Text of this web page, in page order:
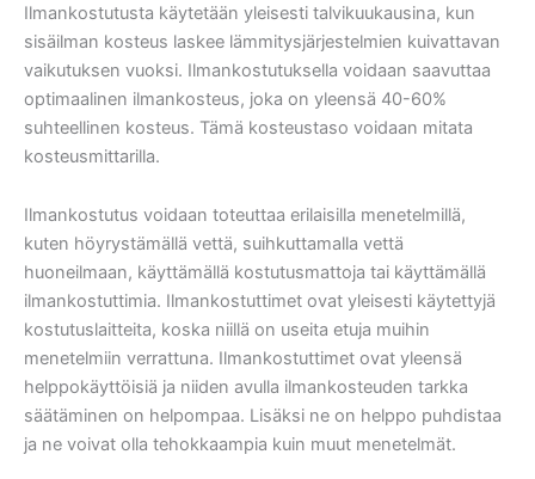
Ilmankostutusta käytetään yleisesti talvikuukausina, kun
sisäilman kosteus laskee lämmitysjärjestelmien kuivattavan
vaikutuksen vuoksi. Ilmankostutuksella voidaan saavuttaa
optimaalinen ilmankosteus, joka on yleensä 40-60%
suhteellinen kosteus. Tämä kosteustaso voidaan mitata
kosteusmittarilla.
Ilmankostutus voidaan toteuttaa erilaisilla menetelmillä,
kuten höyrystämällä vettä, suihkuttamalla vettä
huoneilmaan, käyttämällä kostutusmattoja tai käyttämällä
ilmankostuttimia. Ilmankostuttimet ovat yleisesti käytettyjä
kostutuslaitteita, koska niillä on useita etuja muihin
menetelmiin verrattuna. Ilmankostuttimet ovat yleensä
helppokäyttöisiä ja niiden avulla ilmankosteuden tarkka
säätäminen on helpompaa. Lisäksi ne on helppo puhdistaa
ja ne voivat olla tehokkaampia kuin muut menetelmät.